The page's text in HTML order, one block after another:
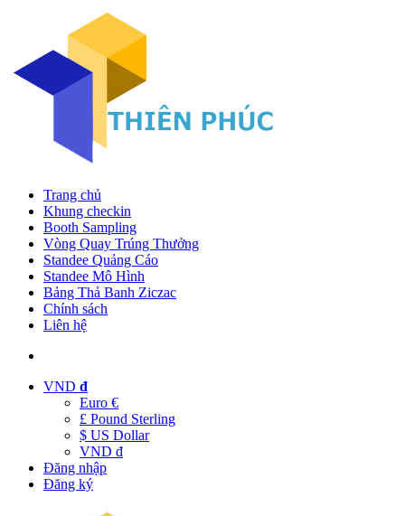
Trang chủ
Khung checkin
Booth Sampling
Vòng Quay Trúng Thưởng
Standee Quảng Cáo
Standee Mô Hình
Bảng Thả Banh Ziczac
Chính sách
Liên hệ
VND đ
Euro €
£ Pound Sterling
$ US Dollar
VND đ
Đăng nhập
Đăng ký